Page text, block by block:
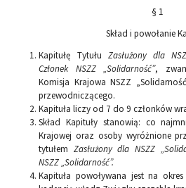
§ 1
Skład i powołanie
Kapitułę Tytułu Zasłużony dla
Członek NSZZ „Solidarność”,
Komisja Krajowa NSZZ
przewodniczącego.
Kapituła liczy od 7 do 9 członków
Skład Kapituły stanowią: co
Krajowej oraz osoby wyróżnione
tytułem Zasłużony dla NSZZ
NSZZ „Solidarność”.
Kapituła powoływana jest na